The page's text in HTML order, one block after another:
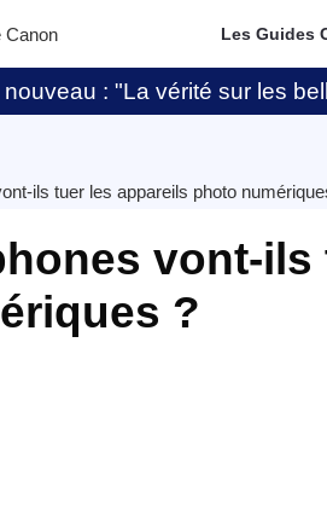
Canon Les Guides
nouveau : "La vérité sur les
ils tuer les appareils photo
vont-ils
?